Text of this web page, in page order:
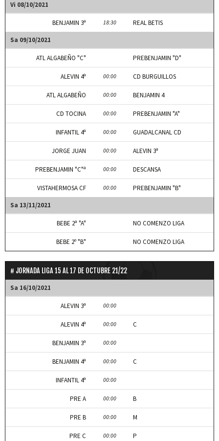
Vi 08/10/2021
BENJAMIN 3ª 18:30 REAL BETIS
Sa 09/10/2021
ATL ALGABEÑO "C" PREBENJAMIN "D"
ALEVIN 4ª 00:00 CD BURGUILLOS
ATL ALGABEÑO 00:00 BENJAMIN 4
CD TOCINA 00:00 PREBENJAMIN "A"
INFANTIL 4ª 00:00 GUADALCANAL CD
JORGE JUAN 00:00 ALEVIN 3ª
PREBENJAMIN "C"ª 00:00 DESCANSA
VISTAHERMOSA CF 00:00 PREBENJAMIN "B"
Sa 13/11/2021
BEBE 2ª "A" NO COMENZO LIGA
BEBE 2º "B" NO COMENZO LIGA
JORNADA LIGA 15 AL 17 DE OCTUBRE 21/22
Sa 16/10/2021
ALEVIN 3ª 00:00
ALEVIN 4ª 00:00 C
BENJAMIN 3ª 00:00
BENJAMIN 4ª 00:00 C
INFANTIL 4ª 00:00
PRE A 00:00 B
PRE B 00:00 M
PRE C 00:00 P